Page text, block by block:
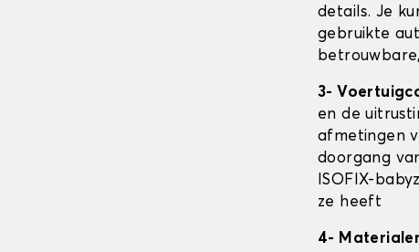
details. Je
gebruikte
3-
en de
afmetingen
doorgang
ISOFIX-
ze heeft
4-